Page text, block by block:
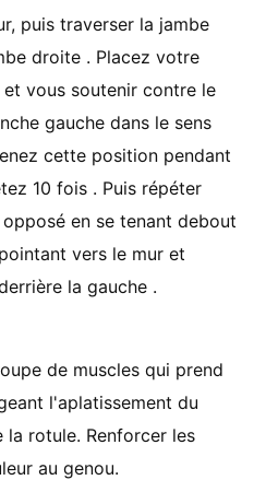
puis traverser la jambe
droite . Placez votre
vous soutenir contre le
gauche dans le sens
cette position pendant
10 fois . Puis répéter
en se tenant debout
vers le mur et
la gauche .
de muscles qui prend
l'aplatissement du
rotule. Renforcer les
au genou.